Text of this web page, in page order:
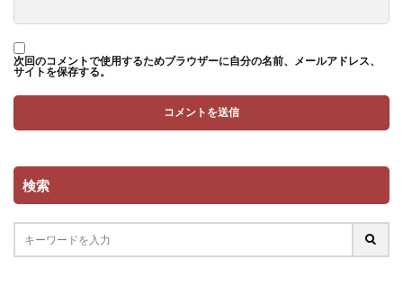
次回のコメントで使用するためブラウザーに自分の名前、メールアドレス、
サイトを保存する。
検索